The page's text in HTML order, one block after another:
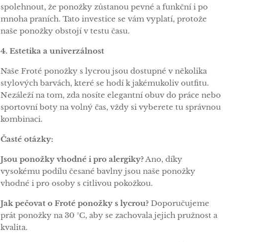
spolehnout, že ponožky zůstanou pevné a funkční i po
mnoha praních. Tato investice se vám vyplatí, protože
naše ponožky obstojí v testu času.
4. Estetika a univerzálnost
Naše Froté ponožky s lycrou jsou dostupné v několika
stylových barvách, které se hodí k jakémukoliv outfitu.
Nezáleží na tom, zda nosíte elegantní obuv do práce nebo
sportovní boty na volný čas, vždy si vyberete tu správnou
kombinaci.
Časté otázky:
Jsou ponožky vhodné i pro alergiky?Ano, díky
vysokému podílu česané bavlny jsou naše ponožky
vhodné i pro osoby s citlivou pokožkou.
Jak pečovat o Froté ponožky s lycrou? Doporučujeme
prát ponožky na 30 °C, aby se zachovala jejich pružnost a
kvalita.